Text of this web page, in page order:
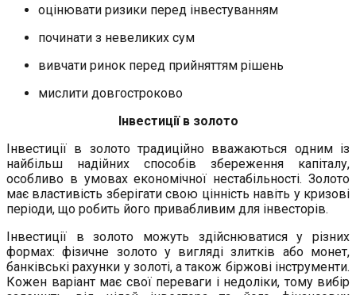
оцінювати ризики перед інвестуванням
починати з невеликих сум
вивчати ринок перед прийняттям рішень
мислити довгостроково
Інвестиції в золото
Інвестиції в золото традиційно вважаються одним із
найбільш надійних способів збереження капіталу,
особливо в умовах економічної нестабільності. Золото
має властивість зберігати свою цінність навіть у кризові
періоди, що робить його привабливим для інвесторів.
Інвестиції в золото можуть здійснюватися у різних
формах: фізичне золото у вигляді злитків або монет,
банківські рахунки у золоті, а також біржові інструменти.
Кожен варіант має свої переваги і недоліки, тому вибір